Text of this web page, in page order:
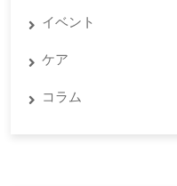
イベント
ケア
コラム